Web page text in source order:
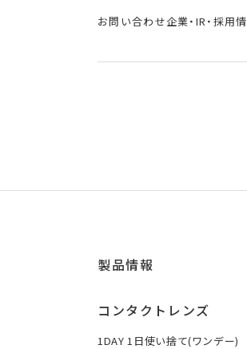
お問い合わせ企業・IR・採用
製品情報
コンタクトレンズ
1DAY 1日使い捨て(ワンデー)